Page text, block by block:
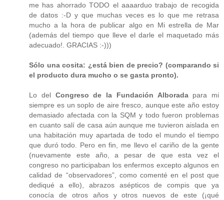
me has ahorrado TODO el aaaarduo trabajo de recogida
de datos :-D y que muchas veces es lo que me retrasa
mucho a la hora de publicar algo en Mi estrella de Mar
(además del tiempo que lleve el darle el maquetado más
adecuado!. GRACIAS :-)))
Sólo una cosita: ¿está bien de precio? (comparando si
el producto dura mucho o se gasta pronto).
Lo del Congreso de la Fundación Alboradapara mi
siempre es un soplo de aire fresco, aunque este año estoy
demasiado afectada con la SQM y todo fueron problemas
en cuanto salí de casa aún aunque me tuvieron aislada en
una habitación muy apartada de todo el mundo el tiempo
que duró todo. Pero en fin, me llevo el cariño de la gente
(nuevamente este año, a pesar de que esta vez el
congreso no participaban los enfermos excepto algunos en
calidad de “observadores”, como comenté en el post que
dediqué a ello), abrazos asépticos de compis que ya
conocía de otros años y otros nuevos de este (¡qué